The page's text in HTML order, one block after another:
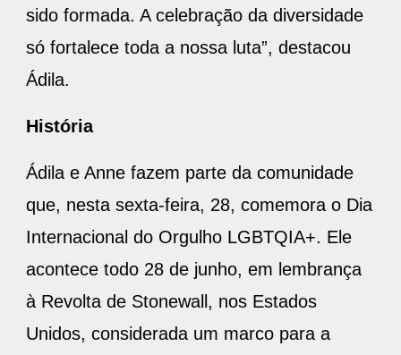
sido formada. A celebração da diversidade
só fortalece toda a nossa luta”, destacou
Ádila.
História
Ádila e Anne fazem parte da comunidade
que, nesta sexta-feira, 28, comemora o Dia
Internacional do Orgulho LGBTQIA+. Ele
acontece todo 28 de junho, em lembrança
à Revolta de Stonewall, nos Estados
Unidos, considerada um marco para a